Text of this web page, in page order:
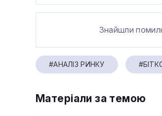
Знайшли
#АНАЛІЗ РИНКУ
Матеріали за темою